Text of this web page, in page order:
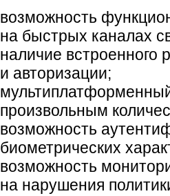
возможность
на быстрых каналах
наличие встроенного
и авторизации;
произвольным
возможность
биометрических
возможность
на нарушения